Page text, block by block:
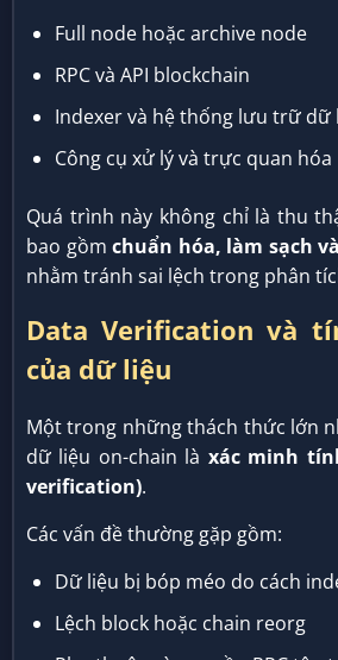
Full node hoặc archive node
RPC và API blockchain
Indexer và hệ thống lưu trữ dữ
Công cụ xử lý và trực quan hóa
Quá trình này không chỉ là thu
bao gồm chuẩn hóa, làm sạch
nhằm tránh sai lệch trong phân
Data Verification và
của dữ liệu
Một trong những thách thức lớn
dữ liệu on-chain là xác minh
verification).
Các vấn đề thường gặp gồm:
Dữ liệu bị bóp méo do cách
Lệch block hoặc chain reorg